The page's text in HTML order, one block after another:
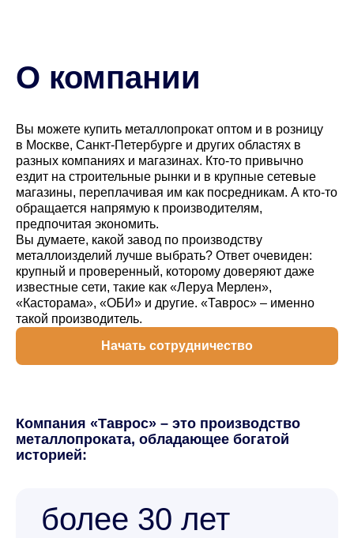
О компании
Вы можете купить металлопрокат оптом и в розницу
в Москве, Санкт-Петербурге и других областях в
разных компаниях и магазинах. Кто-то привычно
ездит на строительные рынки и в крупные сетевые
магазины, переплачивая им как посредникам. А кто-то
обращается напрямую к производителям,
предпочитая экономить.
Вы думаете, какой завод по производству
металлоизделий лучше выбрать? Ответ очевиден:
крупный и проверенный, которому доверяют даже
известные сети, такие как «Леруа Мерлен»,
«Касторама», «ОБИ» и другие. «Таврос» – именно
такой производитель.
Начать сотрудничество
Компания «Таврос» – это производство
металлопроката, обладающее богатой
историей:
более 30 лет